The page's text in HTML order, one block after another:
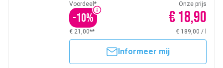
Voordeel*
-10%
Onze prijs
€ 18,90
€ 21,00** € 189,00 /
Informeer mij